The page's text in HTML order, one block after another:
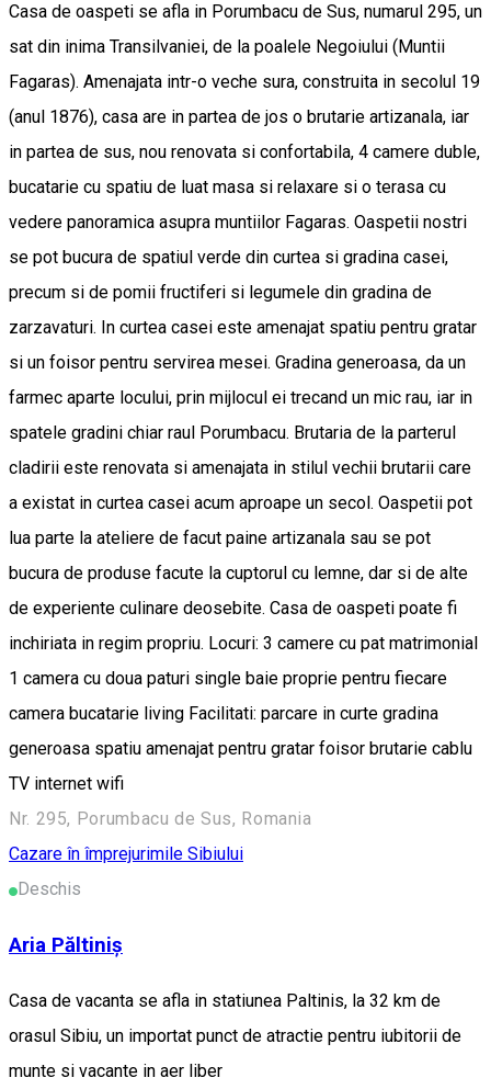
Casa de oaspeti se afla in Porumbacu de Sus, numarul 295, un
sat din inima Transilvaniei, de la poalele Negoiului (Muntii
Fagaras). Amenajata intr-o veche sura, construita in secolul 19
(anul 1876), casa are in partea de jos o brutarie artizanala, iar
in partea de sus, nou renovata si confortabila, 4 camere duble,
bucatarie cu spatiu de luat masa si relaxare si o terasa cu
vedere panoramica asupra muntiilor Fagaras. Oaspetii nostri
se pot bucura de spatiul verde din curtea si gradina casei,
precum si de pomii fructiferi si legumele din gradina de
zarzavaturi. In curtea casei este amenajat spatiu pentru gratar
si un foisor pentru servirea mesei. Gradina generoasa, da un
farmec aparte locului, prin mijlocul ei trecand un mic rau, iar in
spatele gradini chiar raul Porumbacu. Brutaria de la parterul
cladirii este renovata si amenajata in stilul vechii brutarii care
a existat in curtea casei acum aproape un secol. Oaspetii pot
lua parte la ateliere de facut paine artizanala sau se pot
bucura de produse facute la cuptorul cu lemne, dar si de alte
de experiente culinare deosebite. Casa de oaspeti poate fi
inchiriata in regim propriu. Locuri: 3 camere cu pat matrimonial
1 camera cu doua paturi single baie proprie pentru fiecare
camera bucatarie living Facilitati: parcare in curte gradina
generoasa spatiu amenajat pentru gratar foisor brutarie cablu
TV internet wifi
Nr. 295, Porumbacu de Sus, Romania
Cazare în împrejurimile Sibiului
Deschis
Aria Păltiniș
Casa de vacanta se afla in statiunea Paltinis, la 32 km de
orasul Sibiu, un importat punct de atractie pentru iubitorii de
munte si vacante in aer liber